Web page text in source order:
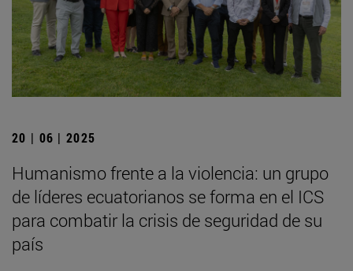
20 | 06 | 2025
Humanismo frente a la violencia: un grupo
de líderes ecuatorianos se forma en el ICS
para combatir la crisis de seguridad de su
país